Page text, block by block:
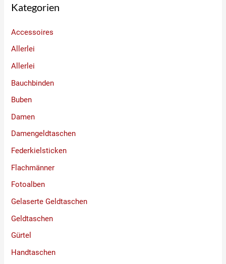
Kategorien
Accessoires
Allerlei
Allerlei
Bauchbinden
Buben
Damen
Damengeldtaschen
Federkielsticken
Flachmänner
Fotoalben
Gelaserte Geldtaschen
Geldtaschen
Gürtel
Handtaschen